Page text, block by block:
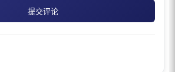
提交评论